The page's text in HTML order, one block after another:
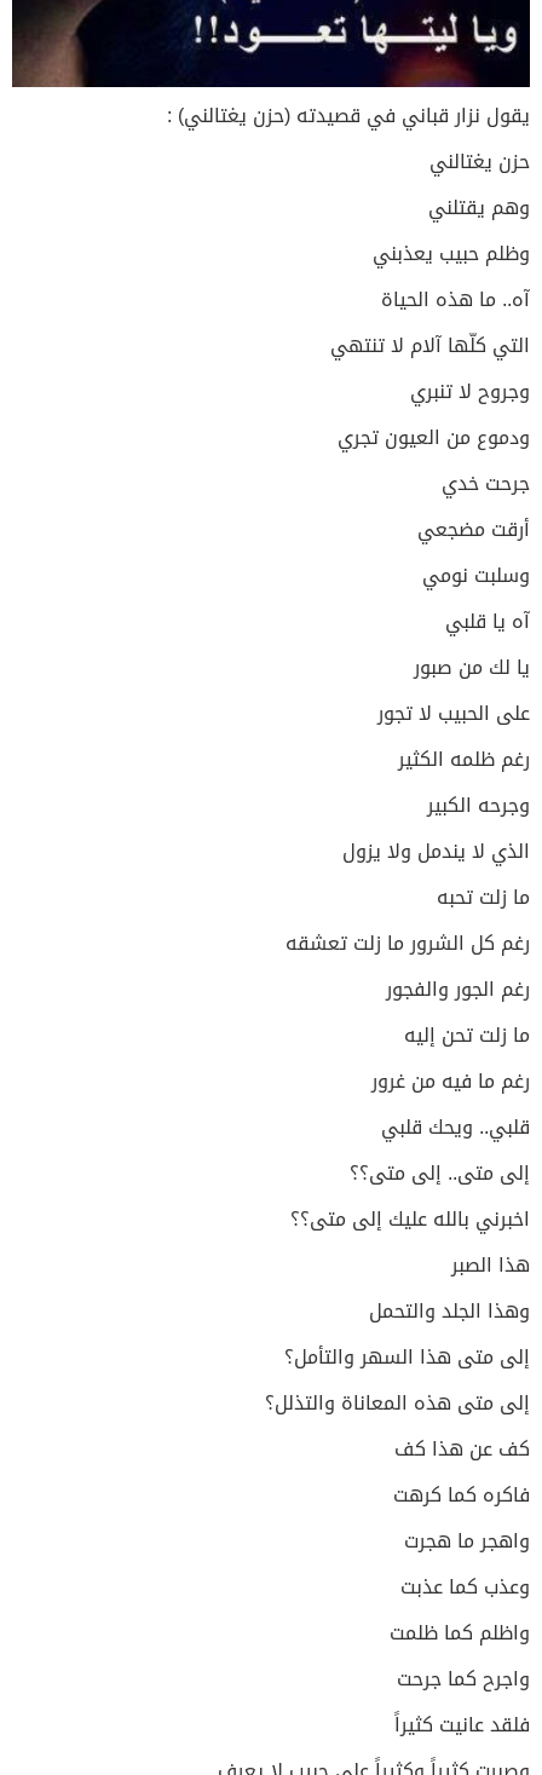
يقول نزار قباني في قصيدته (حزن يغتالني) :
حزن يغتالني
وهم يقتلني
وظلم حبيب يعذبني
آه.. ما هذه الحياة
التي كلّها آلام لا تنتهي
وجروح لا تنبري
ودموع من العيون تجري
جرحت خدي
أرقت مضجعي
وسلبت نومي
آه يا قلبي
يا لك من صبور
على الحبيب لا تجور
رغم ظلمه الكثير
وجرحه الكبير
الذي لا يندمل ولا يزول
ما زلت تحبه
رغم كل الشرور ما زلت تعشقه
رغم الجور والفجور
ما زلت تحن إليه
رغم ما فيه من غرور
قلبي.. ويحك قلبي
إلى متى.. إلى متى؟؟
اخبرني بالله عليك إلى متى؟؟
هذا الصبر
وهذا الجلد والتحمل
إلى متى هذا السهر والتأمل؟
إلى متى هذه المعاناة والتذلل؟
كف عن هذا كف
فاكره كما كرهت
واهجر ما هجرت
وعذب كما عذبت
واظلم كما ظلمت
واجرح كما جرحت
فلقد عانيت كثيراً